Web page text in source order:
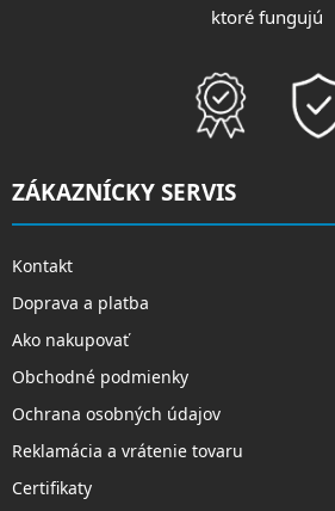
ktoré fungujú
ZÁKAZNÍCKY SERVIS
Kontakt
Doprava a platba
Ako nakupovať
Obchodné podmienky
Ochrana osobných údajov
Reklamácia a vrátenie tovaru
Certifikaty